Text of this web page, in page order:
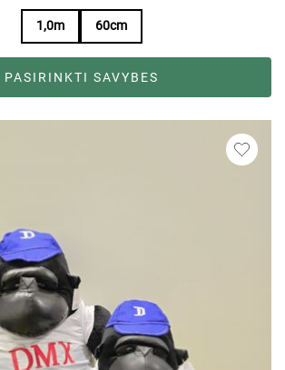
1,0m 60cm
PASIRINKTI SAVYBES